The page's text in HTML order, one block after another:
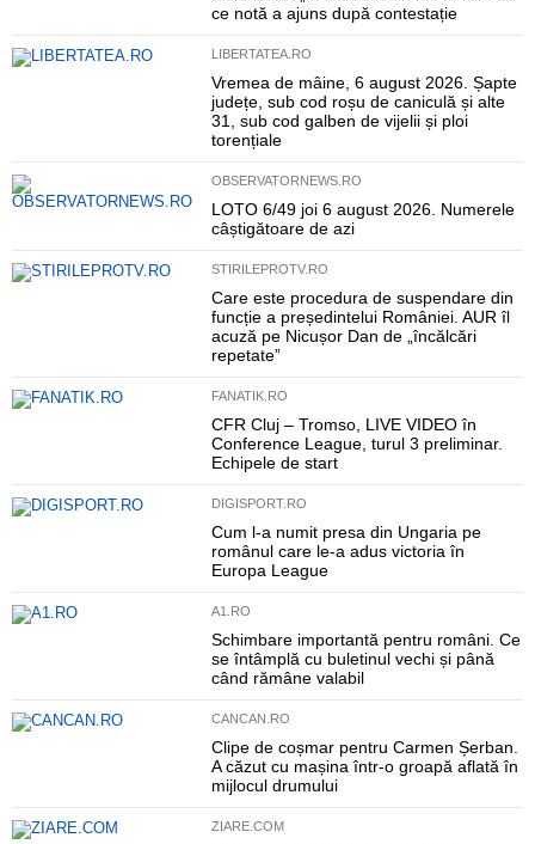
ce notă a ajuns după contestație
LIBERTATEA.RO
Vremea de mâine, 6 august 2026. Șapte
județe, sub cod roșu de caniculă și alte
31, sub cod galben de vijelii și ploi
torențiale
OBSERVATORNEWS.RO
LOTO 6/49 joi 6 august 2026. Numerele
câștigătoare de azi
STIRILEPROTV.RO
Care este procedura de suspendare din
funcție a președintelui României. AUR îl
acuză pe Nicușor Dan de „încălcări
repetate”
FANATIK.RO
CFR Cluj – Tromso, LIVE VIDEO în
Conference League, turul 3 preliminar.
Echipele de start
DIGISPORT.RO
Cum l-a numit presa din Ungaria pe
românul care le-a adus victoria în
Europa League
A1.RO
Schimbare importantă pentru români. Ce
se întâmplă cu buletinul vechi și până
când rămâne valabil
CANCAN.RO
Clipe de coșmar pentru Carmen Șerban.
A căzut cu mașina într-o groapă aflată în
mijlocul drumului
ZIARE.COM